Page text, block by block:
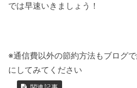
では早速いきましょう！
※通信費以外の節約方法もブログ
にしてみてください